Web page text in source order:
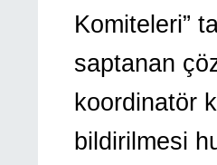
Komiteleri”
saptanan
koordinatör
bildirilmesi